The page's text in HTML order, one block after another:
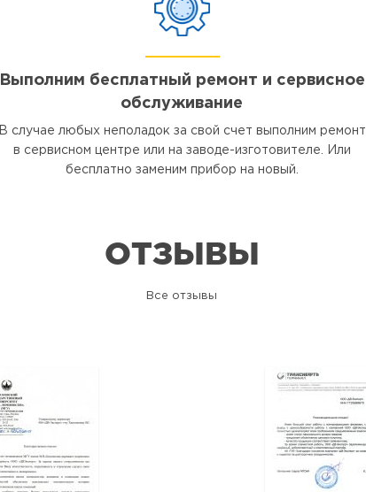
Выполним бесплатный ремонт и сервисное
обслуживание
В случае любых неполадок за свой счет выполним ремонт
в сервисном центре или на заводе-изготовителе. Или
бесплатно заменим прибор на новый.
ОТЗЫВЫ
Все отзывы